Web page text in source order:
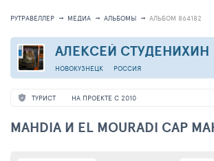
РУТРАВЕЛЛЕР МЕДИА АЛЬБОМЫ АЛЬБОМ 864182
АЛЕКСЕЙ СТУДЕНИХИН
НОВОКУЗНЕЦК РОССИЯ
ТУРИСТ НА ПРОЕКТЕ С 2010
MAHDIA И EL MOURADI CAP